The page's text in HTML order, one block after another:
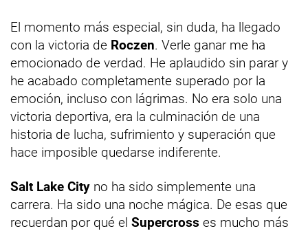
El momento más especial, sin duda, ha llegado
con la victoria de Roczen. Verle ganar me ha
emocionado de verdad. He aplaudido sin parar y
he acabado completamente superado por la
emoción, incluso con lágrimas. No era solo una
victoria deportiva, era la culminación de una
historia de lucha, sufrimiento y superación que
hace imposible quedarse indiferente.
Salt Lake City no ha sido simplemente una
carrera. Ha sido una noche mágica. De esas que
recuerdan por qué el Supercross es mucho más